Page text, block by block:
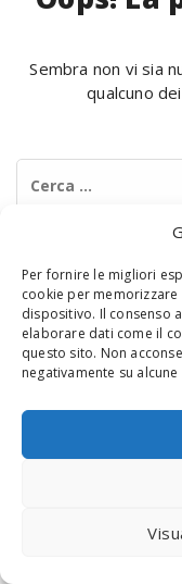
Per fornire le migliori
cookie per
dispositivo. Il consenso
elaborare dati come il
questo sito. Non
negativamente su
Sembra non vi sia
qualcuno
© 2020 Digital